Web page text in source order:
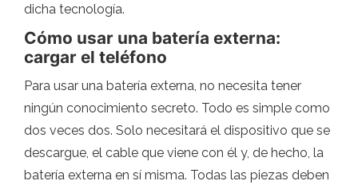
dicha tecnología.
Cómo usar una batería externa:
cargar el teléfono
Para usar una batería externa, no necesita tener
ningún conocimiento secreto. Todo es simple como
dos veces dos. Solo necesitará el dispositivo que se
descargue, el cable que viene con él y, de hecho, la
batería externa en sí misma. Todas las piezas deben